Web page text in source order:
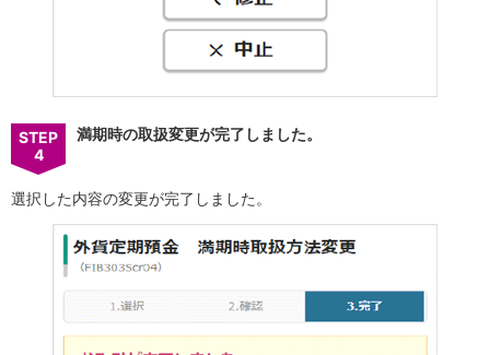
STEP
4
満期時の取扱変更が完了しました。
選択した内容の変更が完了しました。